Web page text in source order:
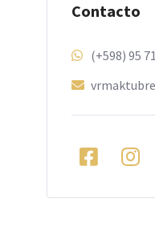
Contacto
(+598) 95